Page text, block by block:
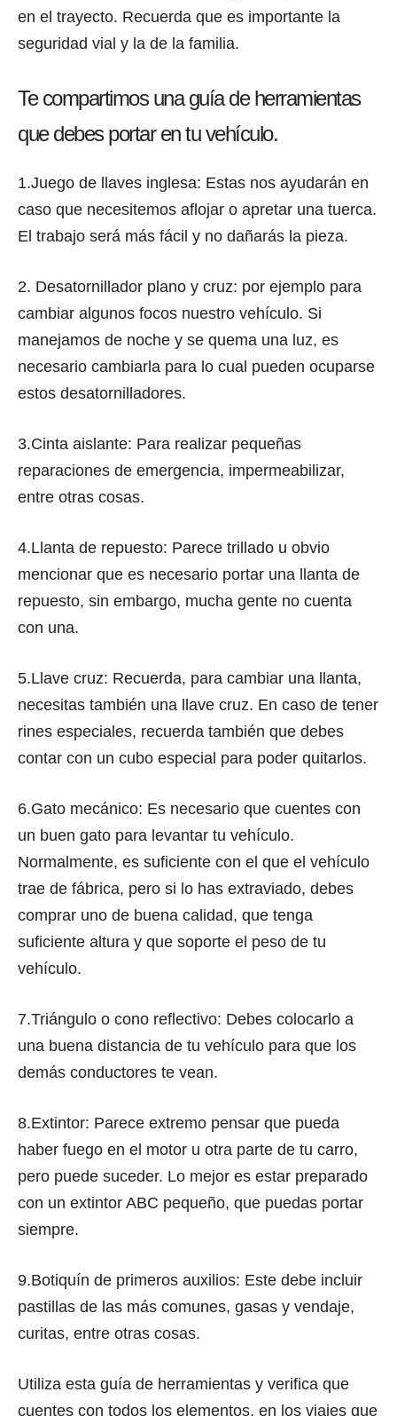
en el trayecto. Recuerda que es importante la
seguridad vial y la de la familia.
Te compartimos una guía de herramientas
que debes portar en tu vehículo.
1.Juego de llaves inglesa: Estas nos ayudarán en
caso que necesitemos aflojar o apretar una tuerca.
El trabajo será más fácil y no dañarás la pieza.
2. Desatornillador plano y cruz: por ejemplo para
cambiar algunos focos nuestro vehículo. Si
manejamos de noche y se quema una luz, es
necesario cambiarla para lo cual pueden ocuparse
estos desatornilladores.
3.Cinta aislante: Para realizar pequeñas
reparaciones de emergencia, impermeabilizar,
entre otras cosas.
4.Llanta de repuesto: Parece trillado u obvio
mencionar que es necesario portar una llanta de
repuesto, sin embargo, mucha gente no cuenta
con una.
5.Llave cruz: Recuerda, para cambiar una llanta,
necesitas también una llave cruz. En caso de tener
rines especiales, recuerda también que debes
contar con un cubo especial para poder quitarlos.
6.Gato mecánico: Es necesario que cuentes con
un buen gato para levantar tu vehículo.
Normalmente, es suficiente con el que el vehículo
trae de fábrica, pero si lo has extraviado, debes
comprar uno de buena calidad, que tenga
suficiente altura y que soporte el peso de tu
vehículo.
7.Triángulo o cono reflectivo: Debes colocarlo a
una buena distancia de tu vehículo para que los
demás conductores te vean.
8.Extintor: Parece extremo pensar que pueda
haber fuego en el motor u otra parte de tu carro,
pero puede suceder. Lo mejor es estar preparado
con un extintor ABC pequeño, que puedas portar
siempre.
9.Botiquín de primeros auxilios: Este debe incluir
pastillas de las más comunes, gasas y vendaje,
curitas, entre otras cosas.
Utiliza esta guía de herramientas y verifica que
cuentes con todos los elementos, en los viajes que